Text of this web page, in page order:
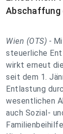
Abschaffung
Wien (OTS) -
steuerliche
wirkt erneut
seit dem 1.
Entlastung
wesentlichen
auch Sozial-